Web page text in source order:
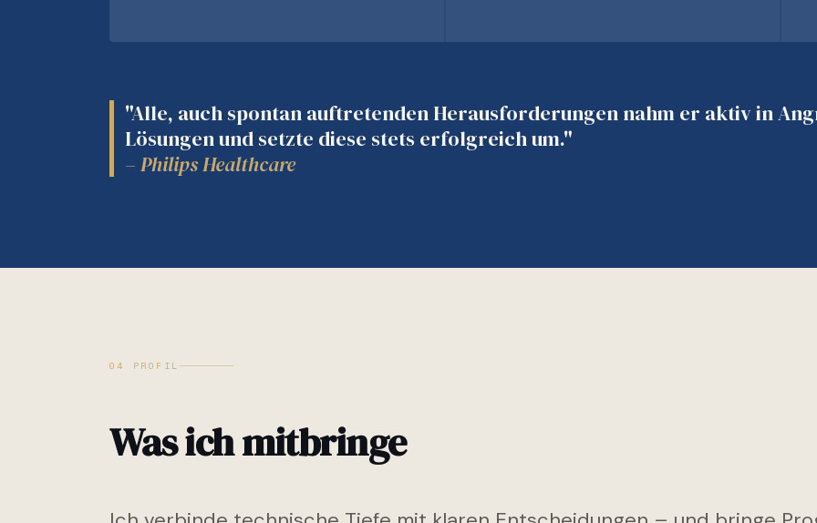
"Alle, auch spontan auftretenden Herausforderungen nahm er aktiv in
Lösungen und setzte diese stets erfolgreich um."
– Philips Healthcare
04 PROFIL
Was ich mitbringe